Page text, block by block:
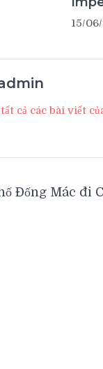
15/
cả các bài viết
Đống Mác đi